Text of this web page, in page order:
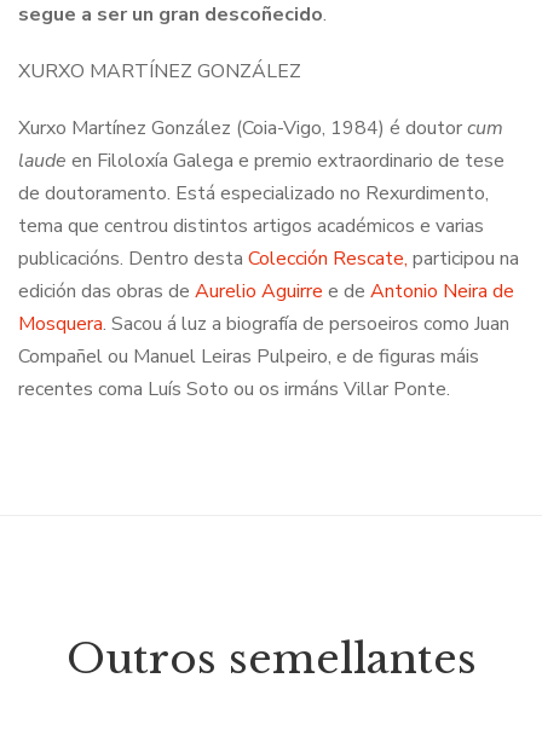
segue a ser un gran descoñecido.
XURXO MARTÍNEZ GONZÁLEZ
Xurxo Martínez González (Coia-Vigo, 1984) é doutorcum
laude en Filoloxía Galega e premio extraordinario de tese
de doutoramento. Está especializado no Rexurdimento,
tema que centrou distintos artigos académicos e varias
publicacións. Dentro desta Colección Rescate, participou na
edición das obras de Aurelio Aguirre e de Antonio Neira de
Mosquera. Sacou á luz a biografía de persoeiros como Juan
Compañel ou Manuel Leiras Pulpeiro, e de figuras máis
recentes coma Luís Soto ou os irmáns Villar Ponte.
Outros semellantes